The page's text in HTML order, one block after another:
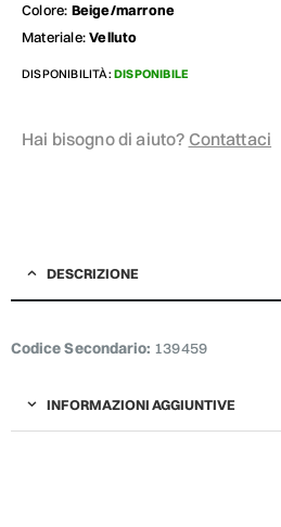
Colore: Beige/marrone
Materiale:Velluto
DISPONIBILITÀ: DISPONIBILE
Hai bisogno di aiuto? Contattaci
DESCRIZIONE
Codice Secondario: 139459
INFORMAZIONI AGGIUNTIVE